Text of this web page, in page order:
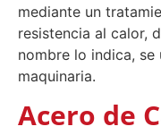
mediante un
resistencia al calor,
nombre lo indica,
maquinaria.
Acero de